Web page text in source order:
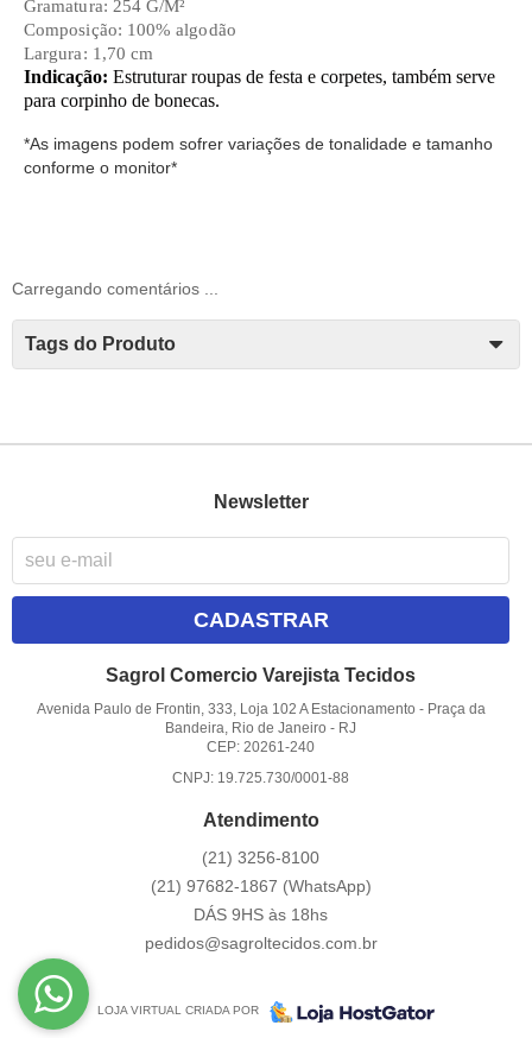
Gramatura: 254 G/M²
Composição: 100% algodão
Largura: 1,70 cm
Indicação: Estruturar roupas de festa e corpetes, também serve
para corpinho de bonecas.
*As imagens podem sofrer variações de tonalidade e tamanho
conforme o monitor*
Carregando comentários ...
Tags do Produto
Newsletter
CADASTRAR
Sagrol Comercio Varejista Tecidos
Avenida Paulo de Frontin, 333, Loja 102 A Estacionamento - Praça da
Bandeira, Rio de Janeiro - RJ
CEP: 20261-240
CNPJ: 19.725.730/0001-88
Atendimento
(21) 3256-8100
(21) 97682-1867 (WhatsApp)
DÁS 9HS às 18hs
pedidos@sagroltecidos.com.br
LOJA VIRTUAL CRIADA POR